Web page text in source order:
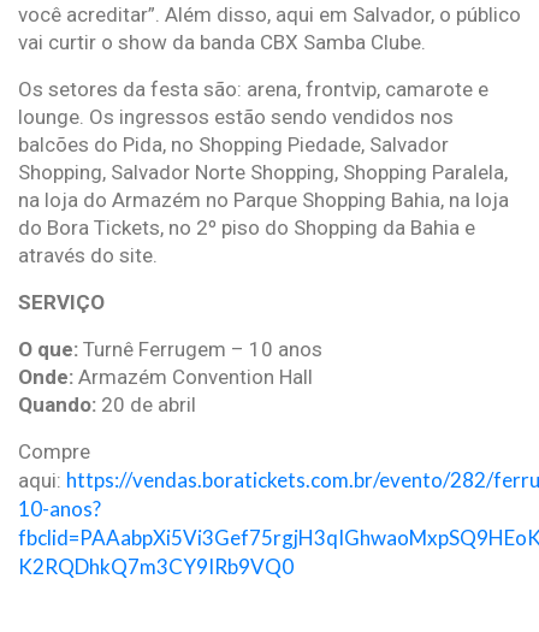
você acreditar”. Além disso, aqui em Salvador, o público
vai curtir o show da banda CBX Samba Clube.
Os setores da festa são: arena, frontvip, camarote e
lounge. Os ingressos estão sendo vendidos nos
balcões do Pida, no Shopping Piedade, Salvador
Shopping, Salvador Norte Shopping, Shopping Paralela,
na loja do Armazém no Parque Shopping Bahia, na loja
do Bora Tickets, no 2º piso do Shopping da Bahia e
através do site.
SERVIÇO
O que: Turnê Ferrugem – 10 anos
Onde: Armazém Convention Hall
Quando: 20 de abril
Compre
aqui: https://vendas.boratickets.com.br/evento/282/
10-anos?
K2RQDhkQ7m3CY9IRb9VQ0